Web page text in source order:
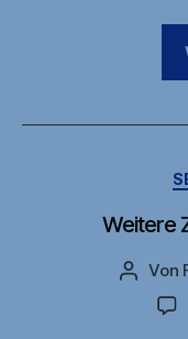
Weitere
Von